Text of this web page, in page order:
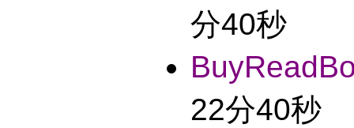
分40秒
22分40秒